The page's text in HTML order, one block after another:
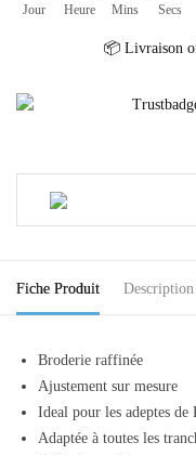
Jour Heure Mins Secs
📦 Livraison
Fiche Produit Description
Broderie raffinée
Ajustement sur mesure
Ideal pour les adeptes de
Adaptée à toutes les